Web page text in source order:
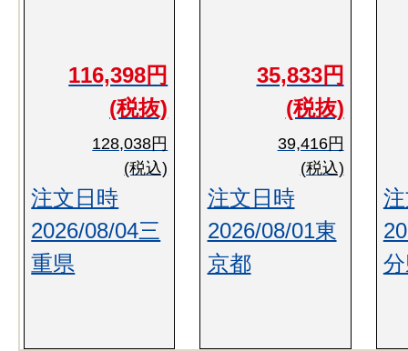
116,398円
(税抜)
128,038円
(税込)
注文日時
2026/08/04三
重県
35,833円
(税抜)
39,416円
(税込)
注文日時
2026/08/01東
京都